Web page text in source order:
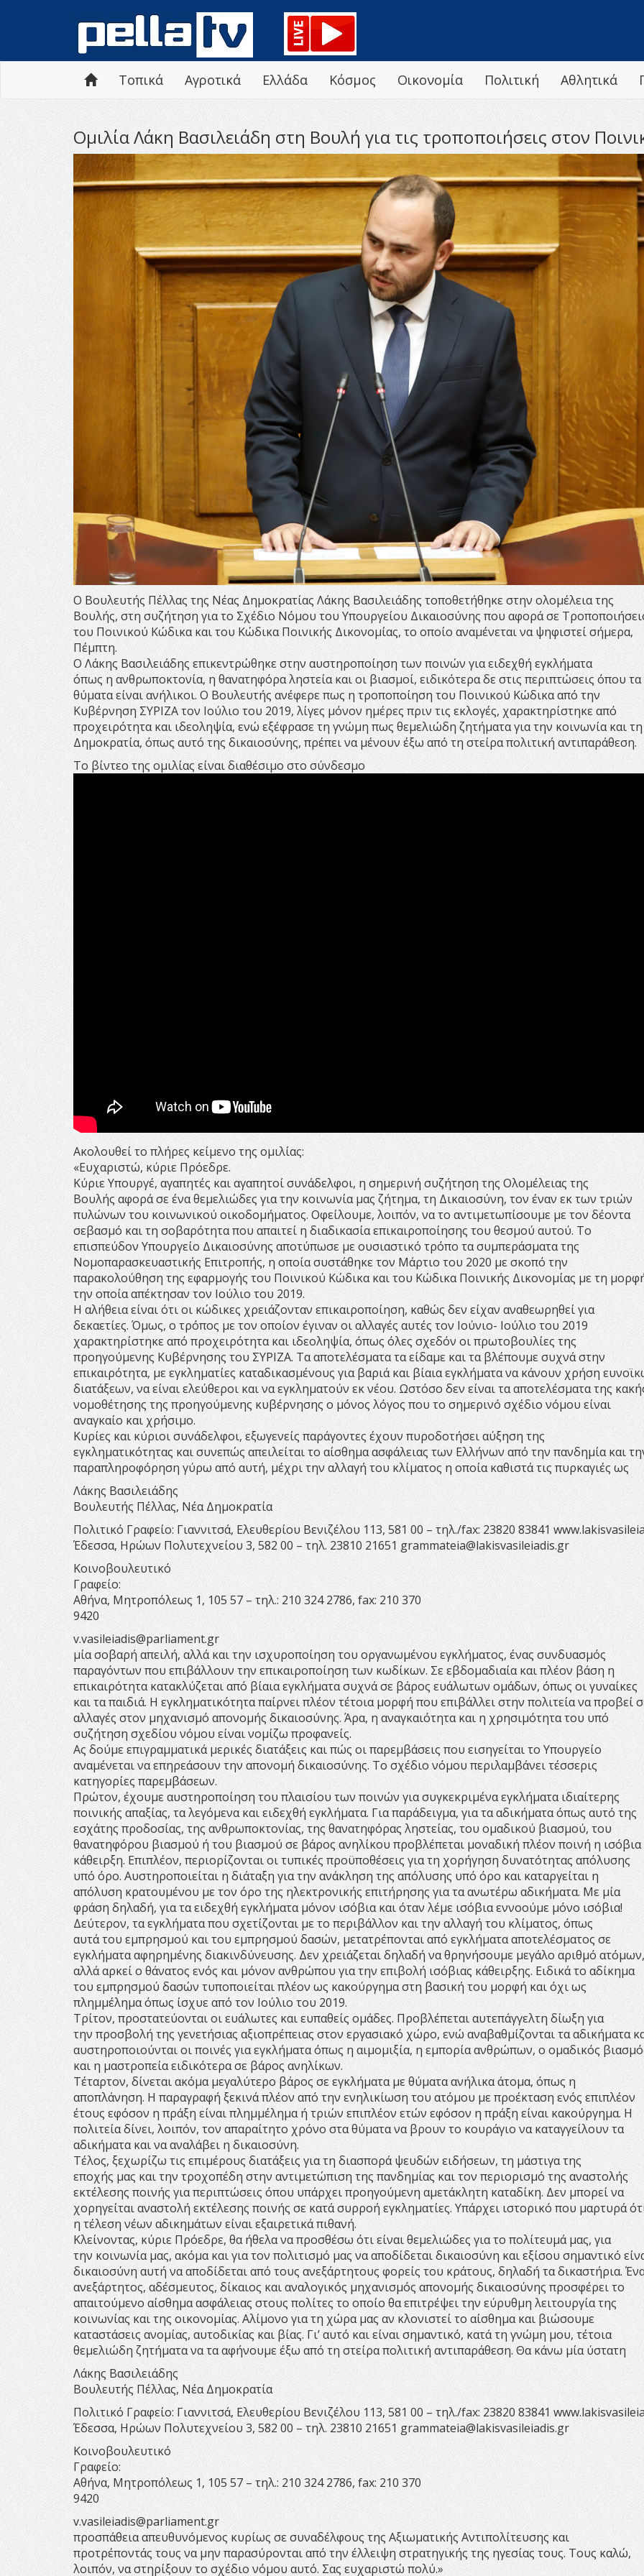
Τοπικά Αγροτικά Ελλάδα Κόσμος Οικονομία Πολιτική Αθλητικά
Ομιλία Λάκη Βασιλειάδη στη Βουλή για τις τροποποιήσεις στον
Ο Βουλευτής Πέλλας της Νέας Δημοκρατίας Λάκης Βασιλειάδης τοποθετήθηκε στην ολομέλεια της
Βουλής, στη συζήτηση για το Σχέδιο Νόμου του Υπουργείου Δικαιοσύνης που αφορά σε
του Ποινικού Κώδικα και του Κώδικα Ποινικής Δικονομίας, το οποίο αναμένεται να ψηφιστεί σήμερα,
Πέμπτη.
Ο Λάκης Βασιλειάδης επικεντρώθηκε στην αυστηροποίηση των ποινών για ειδεχθή εγκλήματα
όπως η ανθρωποκτονία, η θανατηφόρα ληστεία και οι βιασμοί, ειδικότερα δε στις περιπτώσεις όπου τα
θύματα είναι ανήλικοι. Ο Βουλευτής ανέφερε πως η τροποποίηση του Ποινικού Κώδικα από την
Κυβέρνηση ΣΥΡΙΖΑ τον Ιούλιο του 2019, λίγες μόνον ημέρες πριν τις εκλογές, χαρακτηρίστηκε από
προχειρότητα και ιδεοληψία, ενώ εξέφρασε τη γνώμη πως θεμελιώδη ζητήματα για την κοινωνία και τη
Δημοκρατία, όπως αυτό της δικαιοσύνης, πρέπει να μένουν έξω από τη στείρα πολιτική αντιπαράθεση.
Το βίντεο της ομιλίας είναι διαθέσιμο στο σύνδεσμο
Ακολουθεί το πλήρες κείμενο της ομιλίας:
«Ευχαριστώ, κύριε Πρόεδρε.
Κύριε Υπουργέ, αγαπητές και αγαπητοί συνάδελφοι, η σημερινή συζήτηση της Ολομέλειας της
Βουλής αφορά σε ένα θεμελιώδες για την κοινωνία μας ζήτημα, τη Δικαιοσύνη, τον έναν εκ των τριών
πυλώνων του κοινωνικού οικοδομήματος. Οφείλουμε, λοιπόν, να το αντιμετωπίσουμε με τον δέοντα
σεβασμό και τη σοβαρότητα που απαιτεί η διαδικασία επικαιροποίησης του θεσμού αυτού. Το
επισπεύδον Υπουργείο Δικαιοσύνης αποτύπωσε με ουσιαστικό τρόπο τα συμπεράσματα της
Νομοπαρασκευαστικής Επιτροπής, η οποία συστάθηκε τον Μάρτιο του 2020 με σκοπό την
παρακολούθηση της εφαρμογής του Ποινικού Κώδικα και του Κώδικα Ποινικής Δικονομίας με τη
την οποία απέκτησαν τον Ιούλιο του 2019.
Η αλήθεια είναι ότι οι κώδικες χρειάζονταν επικαιροποίηση, καθώς δεν είχαν αναθεωρηθεί για
δεκαετίες. Όμως, ο τρόπος με τον οποίον έγιναν οι αλλαγές αυτές τον Ιούνιο- Ιούλιο του 2019
χαρακτηρίστηκε από προχειρότητα και ιδεοληψία, όπως όλες σχεδόν οι πρωτοβουλίες της
προηγούμενης Κυβέρνησης του ΣΥΡΙΖΑ. Τα αποτελέσματα τα είδαμε και τα βλέπουμε συχνά στην
επικαιρότητα, με εγκληματίες καταδικασμένους για βαριά και βίαια εγκλήματα να κάνουν χρήση
διατάξεων, να είναι ελεύθεροι και να εγκληματούν εκ νέου. Ωστόσο δεν είναι τα αποτελέσματα της
νομοθέτησης της προηγούμενης κυβέρνησης ο μόνος λόγος που το σημερινό σχέδιο νόμου είναι
αναγκαίο και χρήσιμο.
Κυρίες και κύριοι συνάδελφοι, εξωγενείς παράγοντες έχουν πυροδοτήσει αύξηση της
εγκληματικότητας και συνεπώς απειλείται το αίσθημα ασφάλειας των Ελλήνων από την πανδημία και
παραπληροφόρηση γύρω από αυτή, μέχρι την αλλαγή του κλίματος η οποία καθιστά τις πυρκαγιές ως
Λάκης Βασιλειάδης
Βουλευτής Πέλλας, Νέα Δημοκρατία
Πολιτικό Γραφείο: Γιαννιτσά, Ελευθερίου Βενιζέλου 113, 581 00 – τηλ./fax: 23820 83841
Έδεσσα, Ηρώων Πολυτεχνείου 3, 582 00 – τηλ. 23810 21651grammateia@lakisvasileiadis.gr
Κοινοβουλευτικό
Γραφείο:
Αθήνα, Mητροπόλεως 1, 105 57 – τηλ.: 210 324 2786, fax: 210 370
9420
v.vasileiadis@parliament.gr
μία σοβαρή απειλή, αλλά και την ισχυροποίηση του οργανωμένου εγκλήματος, ένας συνδυασμός
παραγόντων που επιβάλλουν την επικαιροποίηση των κωδίκων. Σε εβδομαδιαία και πλέον βάση η
επικαιρότητα κατακλύζεται από βίαια εγκλήματα συχνά σε βάρος ευάλωτων ομάδων, όπως οι γυναίκες
και τα παιδιά. Η εγκληματικότητα παίρνει πλέον τέτοια μορφή που επιβάλλει στην πολιτεία να προβεί
αλλαγές στον μηχανισμό απονομής δικαιοσύνης. Άρα, η αναγκαιότητα και η χρησιμότητα του υπό
συζήτηση σχεδίου νόμου είναι νομίζω προφανείς.
Ας δούμε επιγραμματικά μερικές διατάξεις και πώς οι παρεμβάσεις που εισηγείται το Υπουργείο
αναμένεται να επηρεάσουν την απονομή δικαιοσύνης. Το σχέδιο νόμου περιλαμβάνει τέσσερις
κατηγορίες παρεμβάσεων.
Πρώτον, έχουμε αυστηροποίηση του πλαισίου των ποινών για συγκεκριμένα εγκλήματα ιδιαίτερης
ποινικής απαξίας, τα λεγόμενα και ειδεχθή εγκλήματα. Για παράδειγμα, για τα αδικήματα όπως αυτό της
εσχάτης προδοσίας, της ανθρωποκτονίας, της θανατηφόρας ληστείας, του ομαδικού βιασμού, του
θανατηφόρου βιασμού ή του βιασμού σε βάρος ανηλίκου προβλέπεται μοναδική πλέον ποινή η ισόβια
κάθειρξη. Επιπλέον, περιορίζονται οι τυπικές προϋποθέσεις για τη χορήγηση δυνατότητας απόλυσης
υπό όρο. Αυστηροποιείται η διάταξη για την ανάκληση της απόλυσης υπό όρο και καταργείται η
απόλυση κρατουμένου με τον όρο της ηλεκτρονικής επιτήρησης για τα ανωτέρω αδικήματα. Με μία
φράση δηλαδή, για τα ειδεχθή εγκλήματα μόνον ισόβια και όταν λέμε ισόβια εννοούμε μόνο ισόβια!
Δεύτερον, τα εγκλήματα που σχετίζονται με το περιβάλλον και την αλλαγή του κλίματος, όπως
αυτά του εμπρησμού και του εμπρησμού δασών, μετατρέπονται από εγκλήματα αποτελέσματος σε
εγκλήματα αφηρημένης διακινδύνευσης. Δεν χρειάζεται δηλαδή να θρηνήσουμε μεγάλο αριθμό ατόμων,
αλλά αρκεί ο θάνατος ενός και μόνον ανθρώπου για την επιβολή ισόβιας κάθειρξης. Ειδικά το αδίκημα
του εμπρησμού δασών τυποποιείται πλέον ως κακούργημα στη βασική του μορφή και όχι ως
πλημμέλημα όπως ίσχυε από τον Ιούλιο του 2019.
Τρίτον, προστατεύονται οι ευάλωτες και ευπαθείς ομάδες. Προβλέπεται αυτεπάγγελτη δίωξη για
την προσβολή της γενετήσιας αξιοπρέπειας στον εργασιακό χώρο, ενώ αναβαθμίζονται τα αδικήματα
αυστηροποιούνται οι ποινές για εγκλήματα όπως η αιμομιξία, η εμπορία ανθρώπων, ο ομαδικός
και η μαστροπεία ειδικότερα σε βάρος ανηλίκων.
Τέταρτον, δίνεται ακόμα μεγαλύτερο βάρος σε εγκλήματα με θύματα ανήλικα άτομα, όπως η
αποπλάνηση. Η παραγραφή ξεκινά πλέον από την ενηλικίωση του ατόμου με προέκταση ενός επιπλέον
έτους εφόσον η πράξη είναι πλημμέλημα ή τριών επιπλέον ετών εφόσον η πράξη είναι κακούργημα. Η
πολιτεία δίνει, λοιπόν, τον απαραίτητο χρόνο στα θύματα να βρουν το κουράγιο να καταγγείλουν τα
αδικήματα και να αναλάβει η δικαιοσύνη.
Τέλος, ξεχωρίζω τις επιμέρους διατάξεις για τη διασπορά ψευδών ειδήσεων, τη μάστιγα της
εποχής μας και την τροχοπέδη στην αντιμετώπιση της πανδημίας και τον περιορισμό της αναστολής
εκτέλεσης ποινής για περιπτώσεις όπου υπάρχει προηγούμενη αμετάκλητη καταδίκη. Δεν μπορεί να
χορηγείται αναστολή εκτέλεσης ποινής σε κατά συρροή εγκληματίες. Υπάρχει ιστορικό που μαρτυρά
η τέλεση νέων αδικημάτων είναι εξαιρετικά πιθανή.
Κλείνοντας, κύριε Πρόεδρε, θα ήθελα να προσθέσω ότι είναι θεμελιώδες για το πολίτευμά μας, για
την κοινωνία μας, ακόμα και για τον πολιτισμό μας να αποδίδεται δικαιοσύνη και εξίσου σημαντικό
δικαιοσύνη αυτή να αποδίδεται από τους ανεξάρτητους φορείς του κράτους, δηλαδή τα δικαστήρια.
ανεξάρτητος, αδέσμευτος, δίκαιος και αναλογικός μηχανισμός απονομής δικαιοσύνης προσφέρει το
απαιτούμενο αίσθημα ασφάλειας στους πολίτες το οποίο θα επιτρέψει την εύρυθμη λειτουργία της
κοινωνίας και της οικονομίας. Αλίμονο για τη χώρα μας αν κλονιστεί το αίσθημα και βιώσουμε
καταστάσεις ανομίας, αυτοδικίας και βίας. Γι’ αυτό και είναι σημαντικό, κατά τη γνώμη μου, τέτοια
θεμελιώδη ζητήματα να τα αφήνουμε έξω από τη στείρα πολιτική αντιπαράθεση. Θα κάνω μία ύστατη
Λάκης Βασιλειάδης
Βουλευτής Πέλλας, Νέα Δημοκρατία
Πολιτικό Γραφείο: Γιαννιτσά, Ελευθερίου Βενιζέλου 113, 581 00 – τηλ./fax: 23820 83841
Έδεσσα, Ηρώων Πολυτεχνείου 3, 582 00 – τηλ. 23810 21651grammateia@lakisvasileiadis.gr
Κοινοβουλευτικό
Γραφείο:
Αθήνα, Mητροπόλεως 1, 105 57 – τηλ.: 210 324 2786, fax: 210 370
9420
v.vasileiadis@parliament.gr
προσπάθεια απευθυνόμενος κυρίως σε συναδέλφους της Αξιωματικής Αντιπολίτευσης και
προτρέποντάς τους να μην παρασύρονται από την έλλειψη στρατηγικής της ηγεσίας τους. Τους καλώ,
λοιπόν, να στηρίξουν το σχέδιο νόμου αυτό. Σας ευχαριστώ πολύ.»